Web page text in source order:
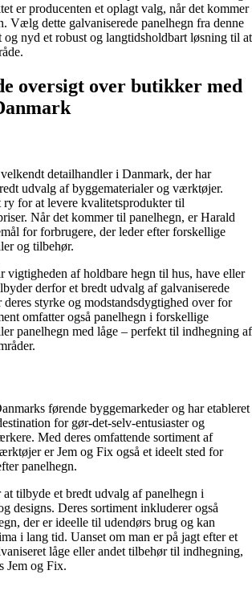
er producenten et oplagt valg, når det kommer
Vælg dette galvaniserede panelhegn fra denne
og nyd et robust og langtidsholdbart løsning til at
oversigt over butikker med
detailhandler i Danmark, der har
udvalg af byggematerialer og værktøjer.
for at levere kvalitetsprodukter til
Når det kommer til panelhegn, er Harald
for forbrugere, der leder efter forskellige
og tilbehør.
vigtigheden af holdbare hegn til hus, have eller
derfor et bredt udvalg af galvaniserede
styrke og modstandsdygtighed over for
omfatter også panelhegn i forskellige
panelhegn med låge – perfekt til indhegning af
førende byggemarkeder og har etableret
for gør-det-selv-entusiaster og
Med deres omfattende sortiment af
er Jem og Fix også et ideelt sted for
panelhegn.
tilbyde et bredt udvalg af panelhegn i
designs. Deres sortiment inkluderer også
der er ideelle til udendørs brug og kan
i lang tid. Uanset om man er på jagt efter et
låge eller andet tilbehør til indhegning,
Jem og Fix.